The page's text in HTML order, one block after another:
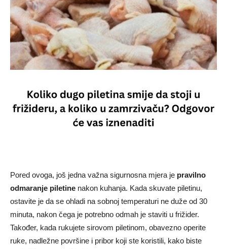
Pored ovoga, još jedna važna sigurnosna mjera je pravilno
odmaranje piletine nakon kuhanja. Kada skuvate piletinu,
ostavite je da se ohladi na sobnoj temperaturi ne duže od 30
minuta, nakon čega je potrebno odmah je staviti u frižider.
Također, kada rukujete sirovom piletinom, obavezno operite
ruke, nadležne površine i pribor koji ste koristili, kako biste